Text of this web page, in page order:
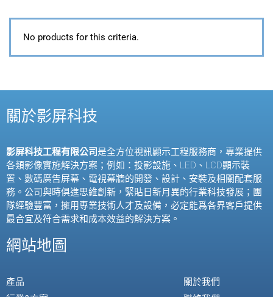
No products for this criteria.
關於影屏科技
影屏科技工程有限公司是全方位視訊顯示工程服務商，專業提供
各類影像實施解決方案；例如：投影設施、 LED 、 LCD顯示裝
置、數碼廣告屏幕、電視幕牆的開發、設計、安裝及相關配套服
務。公司與時俱進思維創新，緊貼日新月異的行業科技發展；團
隊經驗豐富，擁用專業技術人才及設備，必定能爲各界客戶提供
最合宜及符合需求和成本效益的解決方案。
網站地圖
產品
關於我們